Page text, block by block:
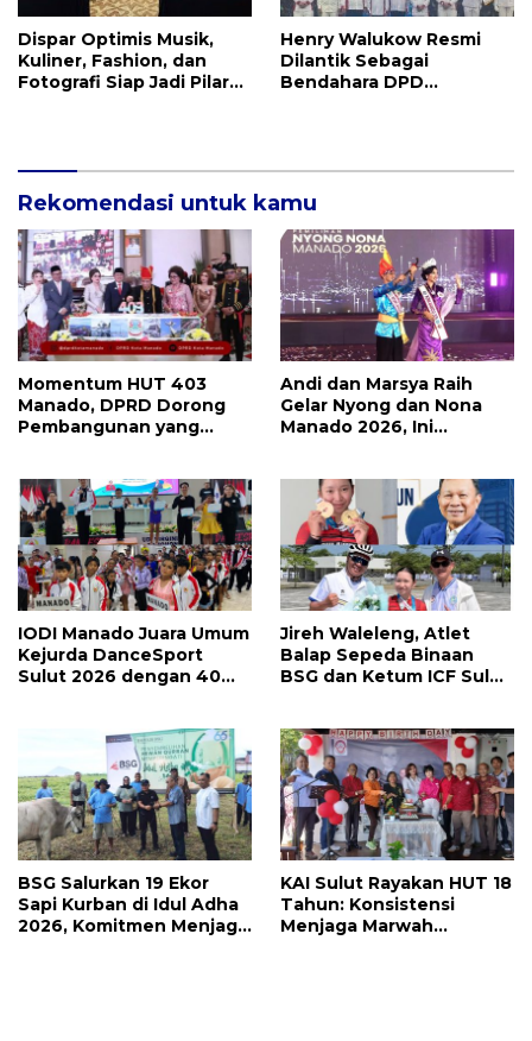
Dispar Optimis Musik,
Kuliner, Fashion, dan
Fotografi Siap Jadi Pilar
Henry Walukow Resmi
Dilantik Sebagai
Bendahara DPD
Rekomendasi untuk kamu
Momentum HUT 403
Manado, DPRD Dorong
Pembangunan yang
Andi dan Marsya Raih
Gelar Nyong dan Nona
Manado 2026, Ini
IODI Manado Juara Umum
Kejurda DanceSport
Sulut 2026 dengan 40
Jireh Waleleng, Atlet
Balap Sepeda Binaan
BSG dan Ketum ICF Sulut
BSG Salurkan 19 Ekor
Sapi Kurban di Idul Adha
2026, Komitmen Menjaga
KAI Sulut Rayakan HUT 18
Tahun: Konsistensi
Menjaga Marwah